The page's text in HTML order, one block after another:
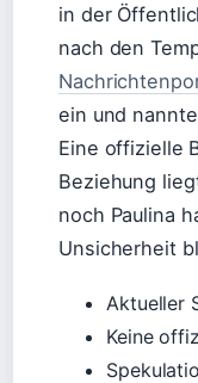
in der
nach den
ein und
Eine offizielle
Beziehung
noch Paulina
Unsicherheit
Aktueller
Keine